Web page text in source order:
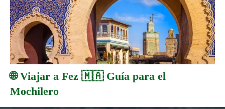
🌐 Viajar a Fez 🇲🇦 Guía para el
Mochilero